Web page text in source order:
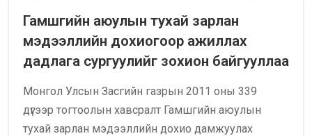
Гамшгийн аюулын тухай зарлан
мэдээллийн дохиогоор ажиллах
дадлага сургуулийг зохион байгууллаа
Монгол Улсын Засгийн газрын 2011 оны 339
дүгээр тогтоолын хавсралт Гамшгийн аюулын
тухай зарлан мэдээллийн дохио дамжуулах